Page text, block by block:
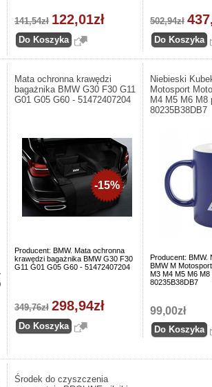
141,54zł 122,01zł 502,94zł
Mata ochronna krawędzi
bagażnika BMW G30 F30 G11
G01 G05 G60 - 51472407204
Producent: BMW. Mata ochronna
krawędzi bagażnika BMW G30 F30
G11 G01 G05 G60 - 51472407204
-15%
349,76zł 298,94zł
Niebieski
Motosport
M4 M5 M6 M8
80235B38DB7
Producent: BMW.
BMW M
M3 M4 M5 M6
80235B38DB7
99,00zł
Środek do czyszczenia